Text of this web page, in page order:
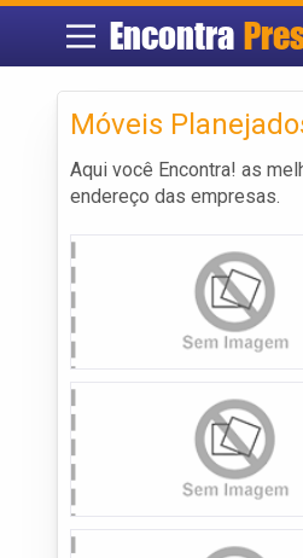
Encontra
Móveis
Aqui você Encontra! as
endereço das empresas.